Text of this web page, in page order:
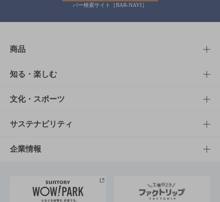
バー検索サイト［BAR-NAVI］
商品
商品TOP
商品一覧
商品発売情報
栄養成分一覧
知る・楽しむ
知る・楽しむTOP
キャンペーン
工場見学
地域情報
文化・スポーツ
文化・スポーツTOP
サントリーホール
サントリーサンバーズ大阪
サステナビリティ
サステナビリティTOP
サントリーが考えるサステナビリティ経営
企業情報
企業概要